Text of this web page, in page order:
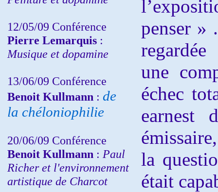
12/05/09 Conférence
Pierre Lemarquis :
Musique et dopamine
13/06/09 Conférence
Benoit Kullmann : de
la chéloniophilie
20/06/09 Conférence
Benoit Kullmann : Paul
Richer et l'environnement
artistique de Charcot
penser »
une
échec
earnest
la
était